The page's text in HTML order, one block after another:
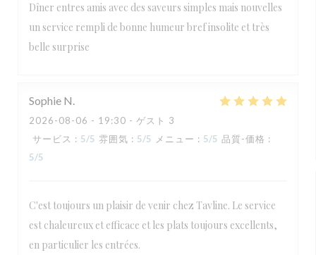
Dîner entres amis avec des saveurs simples mais nouvelles
un service rempli de bonne humeur bref insolite et très
belle surprise
Sophie N
2026-08-06 - 19:30 - ゲスト 3
サービス : 5/5 雰囲気 : 5/5 メニュー : 5/5 品質-価格 :
5/5
C'est toujours un plaisir de venir chez Tavline. Le service
est chaleureux et efficace et les plats toujours excellents,
en particulier les entrées.